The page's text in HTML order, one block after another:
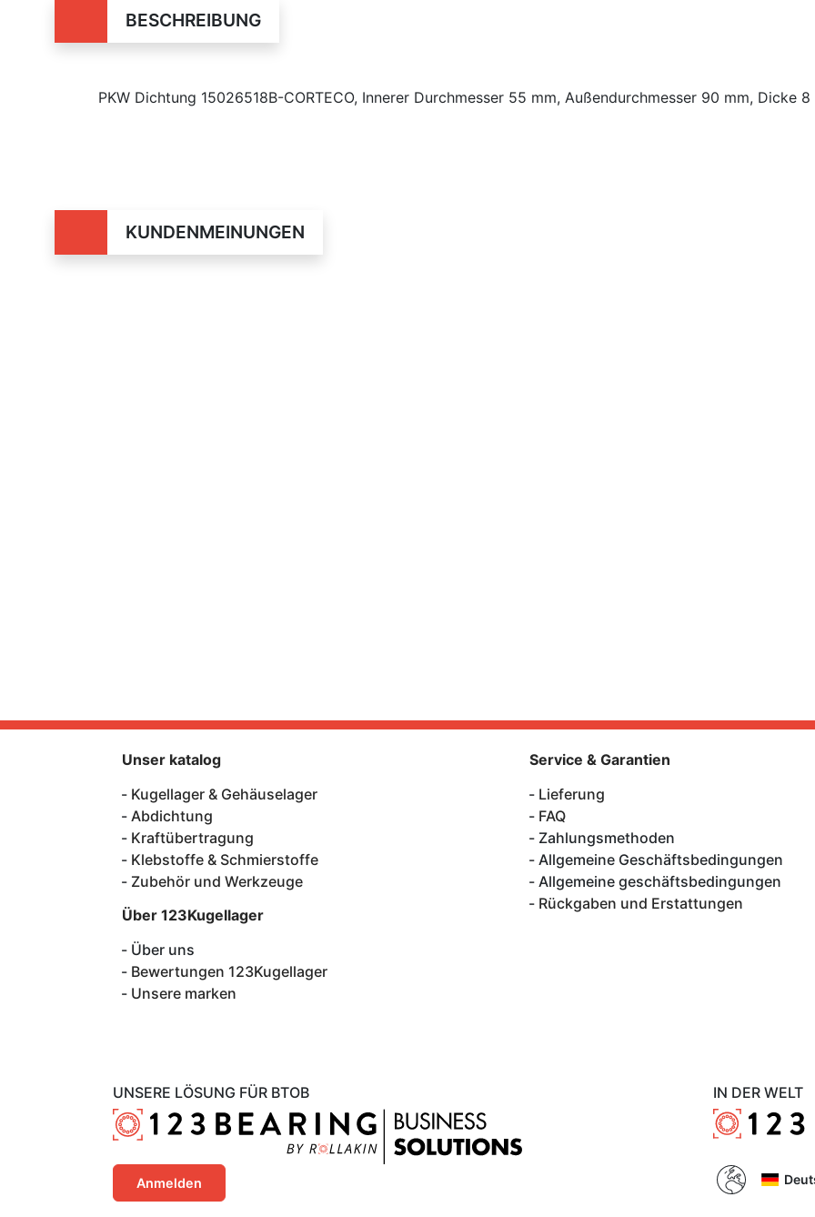
BESCHREIBUNG
PKW Dichtung 15026518B-CORTECO, Innerer Durchmesser 55 mm, Außendurchmesser 90 mm, Dicke 8
KUNDENMEINUNGEN
UNSERE LÖSUNG FÜR BTOB
Anmelden
Unser katalog
Kugellager & Gehäuselager
Abdichtung
Kraftübertragung
Klebstoffe & Schmierstoffe
Zubehör und Werkzeuge
Über 123Kugellager
Über uns
Bewertungen 123Kugellager
Unsere marken
Service & Garantien
Lieferung
FAQ
Zahlungsmethoden
Allgemeine Geschäftsbedingungen
Allgemeine geschäftsbedingungen
Rückgaben und Erstattungen
IN DER WELT